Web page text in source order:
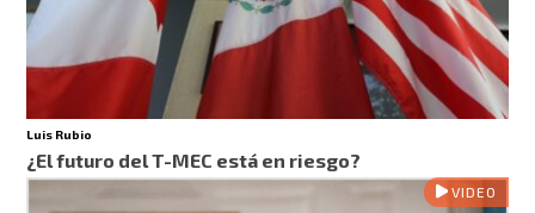
Luis Rubio
¿El futuro del T-MEC está en riesgo?
VIDEO